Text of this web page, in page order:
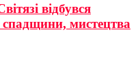
відбувся
спадщини, мистецтва